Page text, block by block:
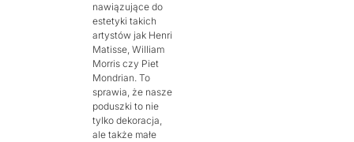
nawiązujące do
estetyki takich
artystów jak Henri
Matisse, William
Morris czy Piet
Mondrian. To
sprawia, że nasze
poduszki to nie
tylko dekoracja,
ale także małe